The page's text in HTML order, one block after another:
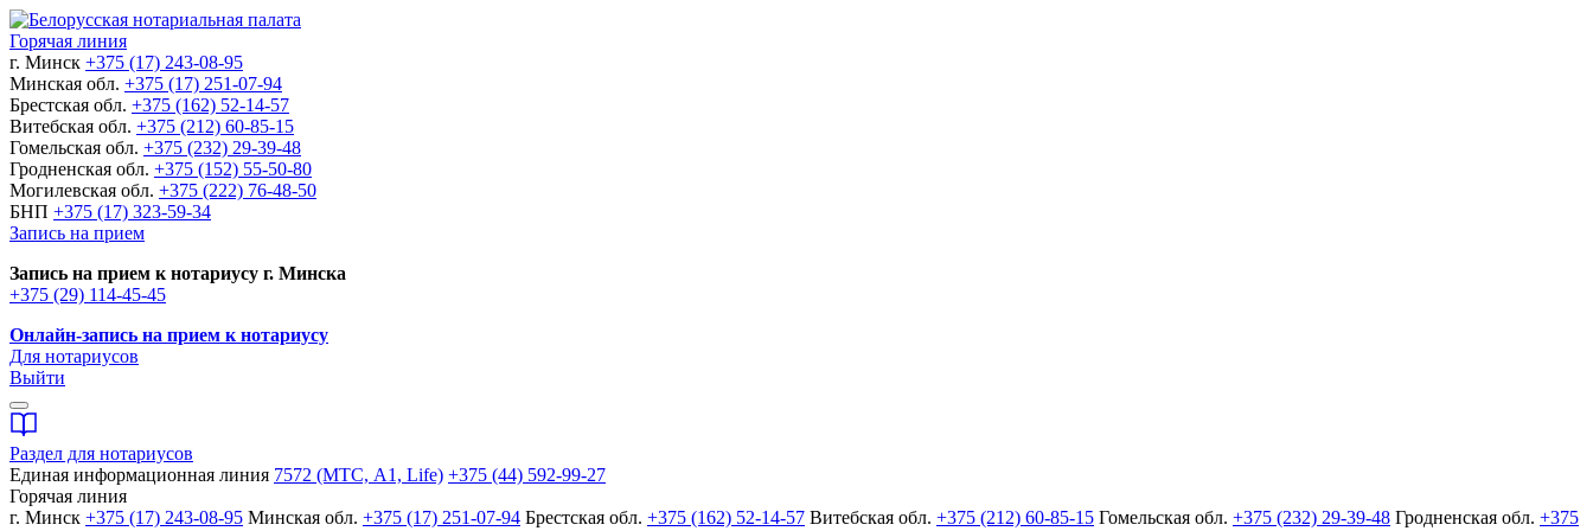
Горячая линия
г. Минск +375 (17) 243-08-95
Минская обл. +375 (17) 251-07-94
Брестская обл. +375 (162) 52-14-57
Витебская обл. +375 (212) 60-85-15
Гомельская обл. +375 (232) 29-39-48
Гродненская обл. +375 (152) 55-50-80
Могилевская обл. +375 (222) 76-48-50
БНП +375 (17) 323-59-34
Запись на прием
Запись на прием к нотариусу г. Минска
+375 (29) 114-45-45
Онлайн-запись на прием к нотариусу
Для нотариусов
Выйти
Раздел для нотариусов
Единая информационная линия 7572 (МТС, A1, Life) +375 (44) 592-99-27
Горячая линия
г. Минск +375 (17) 243-08-95 Минская обл. +375 (17) 251-07-94 Брестская обл. +375 (162) 52-14-57 Витебская обл. +375 (212) 60-85-15 Гомельская обл. +375 (232) 29-39-48 Гродненская обл. +375